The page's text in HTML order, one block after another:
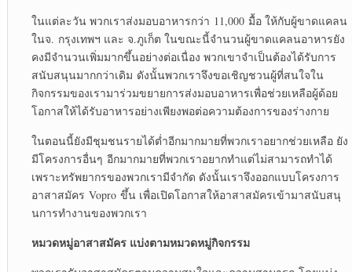
ในแต่ละวัน พวกเราส่งมอบอาหารกว่า 11,000 มื้อ ให้กับผู้ขาดแคลน
ในจ. กรุงเทพฯ และ จ.ภูเก็ต ในขณะนี้จำนวนผู้ขาดแคลนอาหารยัง
คงมีจำนวนเพิ่มมากขึ้นอย่างต่อเนื่อง พวกเขาจำเป็นต้องได้รับการ
สนับสนุนมากกว่าเดิม ดังนั้นพวกเราจึงขอเชิญชวนผู้ที่สนใจใน
กิจกรรมของเรามาร่วมขยายการส่งมอบอาหารเพื่อช่วยเหลือผู้ด้อย
โอกาสให้ได้รับอาหารอย่างเพียงพอต่อความต้องการของร่างกาย
ในตอนนี้ยังมีชุมชนรายได้ต่ำอีกมากมายที่พวกเราอยากช่วยเหลือ ยัง
มีโครงการอื่นๆ อีกมากมายที่พวกเราอยากทำแต่ไม่สามารถทำได้
เพราะทรัพยากรของพวกเรามีจำกัด ดังนั้นเราจึงออกแบบโครงการ
อาสาสมัคร Vopro ขึ้น เพื่อเปิดโอกาสให้อาสาสมัครเข้ามาสนับสนุ
นการทำงานของพวกเรา​
หมวดหมู่อาสาสมัคร แบ่งตามหมวดหมู่กิจกรรม​